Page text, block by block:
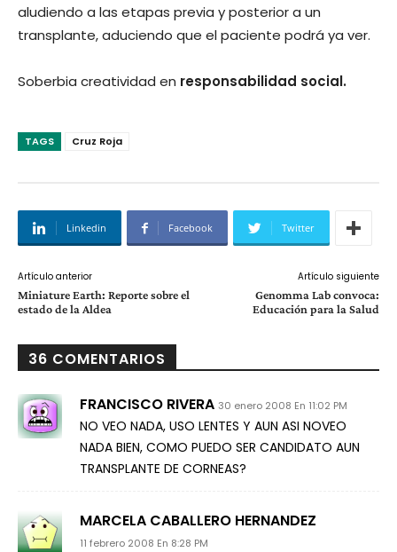
aludiendo a las etapas previa y posterior a un
transplante, aduciendo que el paciente podrá ya ver.
Soberbia creatividad en responsabilidad social.
TAGS Cruz Roja
Linkedin Facebook Twitter
Artículo anterior
Miniature Earth: Reporte sobre el
estado de la Aldea
Artículo siguiente
Genomma Lab convoca:
Educación para la Salud
36 COMENTARIOS
FRANCISCO RIVERA 30 enero 2008 En 11:02 PM
NO VEO NADA, USO LENTES Y AUN ASI NOVEO
NADA BIEN, COMO PUEDO SER CANDIDATO AUN
TRANSPLANTE DE CORNEAS?
MARCELA CABALLERO HERNANDEZ
11 febrero 2008 En 8:28 PM